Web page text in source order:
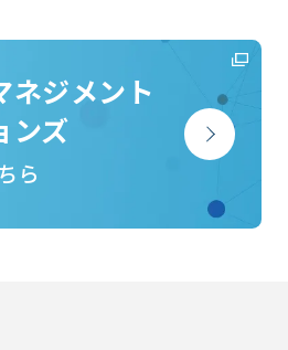
ネジメント
ンズ
ら